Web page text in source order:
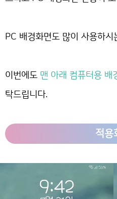
PC 배경화면도 많이 사용하시
이번에도 맨 아래 컴퓨터용 배
탁드립니다.
적용